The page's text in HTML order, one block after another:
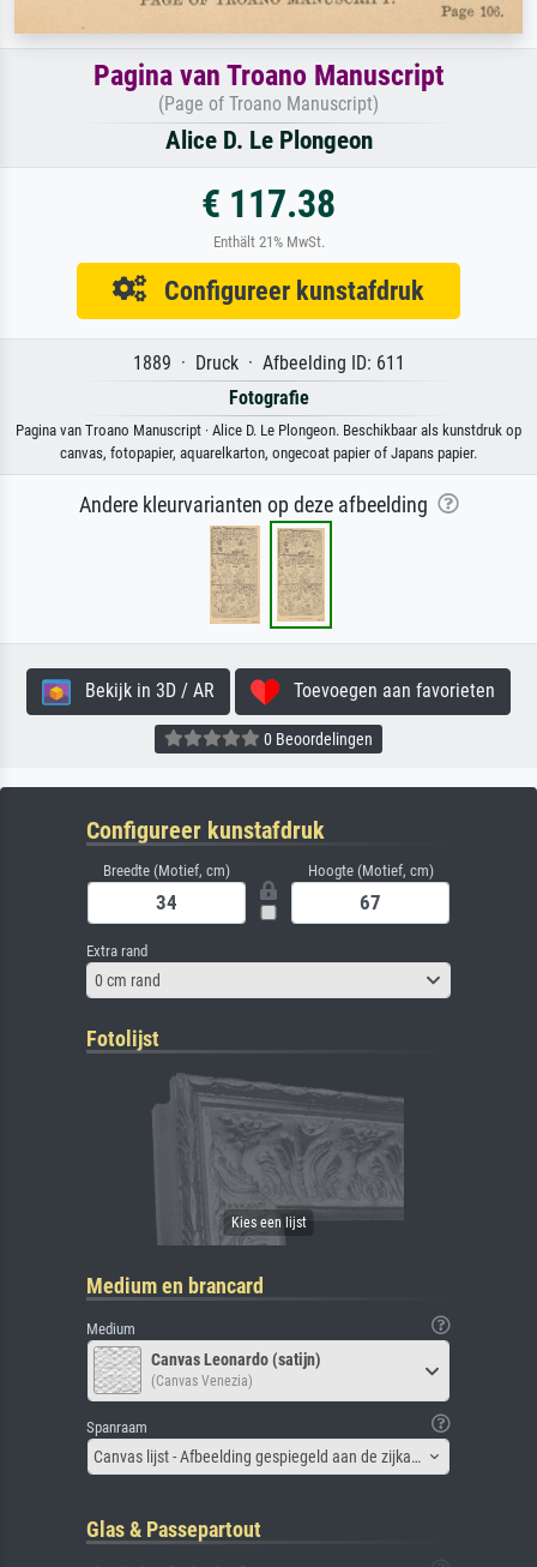
Pagina van Troano Manuscript
(Page of Troano Manuscript)
Alice D. Le Plongeon
€ 117.38
Enthält 21% MwSt.
Configureer kunstafdruk
1889 · Druck · Afbeelding ID: 611
Fotografie
Pagina van Troano Manuscript · Alice D. Le Plongeon. Beschikbaar als kunstdruk op
canvas, fotopapier, aquarelkarton, ongecoat papier of Japans papier.
Andere kleurvarianten op deze afbeelding
Bekijk in 3D / AR Toevoegen aan favorieten
0 Beoordelingen
Configureer kunstafdruk
Breedte (Motief, cm) Hoogte (Motief, cm)
Extra rand
0 cm rand
Fotolijst
Medium en brancard
Medium
Canvas Leonardo (satijn)
(Canvas Venezia)
Spanraam
Canvas lijst - Afbeelding gespiegeld aan de zijkant
Glas & Passepartout